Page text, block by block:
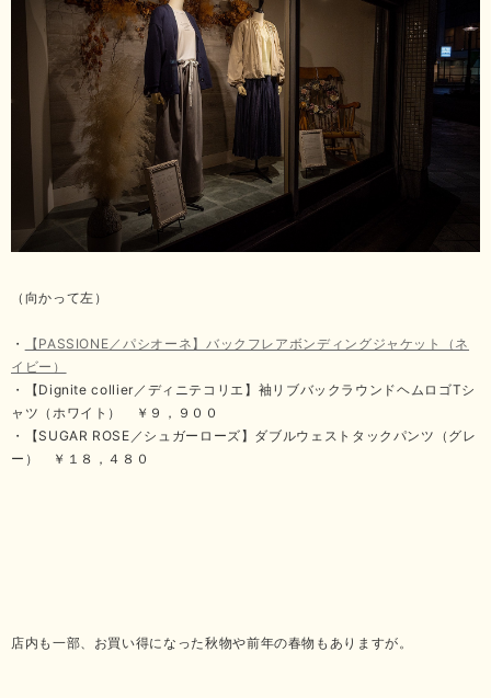
（向かって左）
・
【PASSIONE／パシオーネ】バックフレアボンディングジャケット（ネ
イビー）
・【Dignite collier／ディニテコリエ】袖リブバックラウンドヘムロゴTシ
ャツ（ホワイト） ￥９，９００
・【SUGAR ROSE／シュガーローズ】ダブルウェストタックパンツ（グレ
ー） ￥１８，４８０
店内も一部、お買い得になった秋物や前年の春物もありますが。